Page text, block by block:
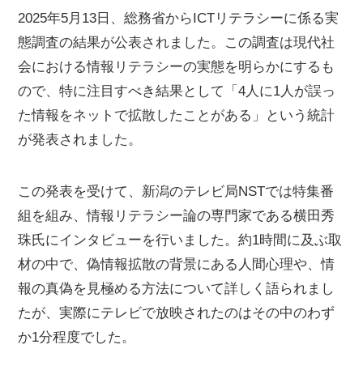
2025年5月13日、総務省からICTリテラシーに係る実
態調査の結果が公表されました。この調査は現代社
会における情報リテラシーの実態を明らかにするも
ので、特に注目すべき結果として「4人に1人が誤っ
た情報をネットで拡散したことがある」という統計
が発表されました。
この発表を受けて、新潟のテレビ局NSTでは特集番
組を組み、情報リテラシー論の専門家である横田秀
珠氏にインタビューを行いました。約1時間に及ぶ取
材の中で、偽情報拡散の背景にある人間心理や、情
報の真偽を見極める方法について詳しく語られまし
たが、実際にテレビで放映されたのはその中のわず
か1分程度でした。